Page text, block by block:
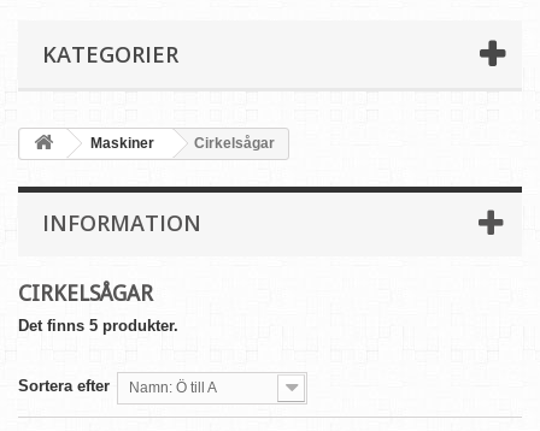
KATEGORIER
Maskiner Cirkelsågar
INFORMATION
CIRKELSÅGAR
Det finns 5 produkter.
Sortera efter Namn: Ö till A